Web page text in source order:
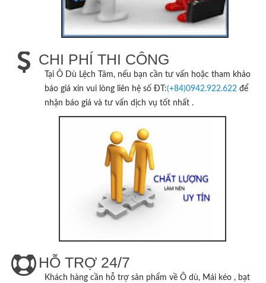
CHI PHÍ THI CÔNG
Tại Ô Dù Lệch Tâm, nếu bạn cần tư vấn hoặc tham khảo
báo giá xin vui lòng liên hệ số ĐT:(+84)0942.922.622 để
nhận báo giá và tư vấn dịch vụ tốt nhất .
HỖ TRỢ 24/7
Khách hàng cần hỗ trợ sản phẩm về Ô dù, Mái kéo , bạt